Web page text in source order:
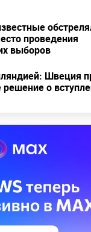
проведения
выборов
Швеция
о